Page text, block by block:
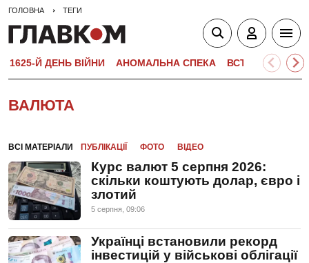
ГОЛОВНА ТЕГИ
1625-Й ДЕНЬ ВІЙНИ АНОМАЛЬНА СПЕКА ВСТУПНА
ВАЛЮТА
ВСІ МАТЕРІАЛИ ПУБЛІКАЦІЇ ФОТО ВІДЕО
Курс валют 5 серпня 2026:
скільки коштують долар, євро і
злотий
5 серпня, 09:06
Українці встановили рекорд
інвестицій у військові облігації